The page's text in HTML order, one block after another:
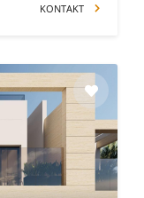
KONTAKT